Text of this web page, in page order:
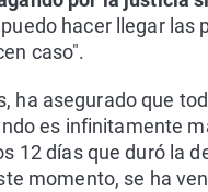
hacer llegar las
caso".
ha asegurado que
es infinitamente
12 días que duró la
momento, se ha